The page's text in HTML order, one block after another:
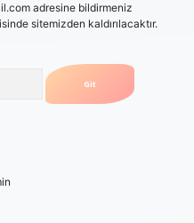
adresine bildirmeniz
sitemizden kaldırılacaktır.